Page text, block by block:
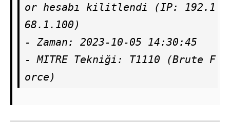
or hesabı kilitlendi (IP: 192.1
68.1.100)
- Zaman: 2023-10-05 14:30:45
- MITRE Tekniği: T1110 (Brute F
orce)